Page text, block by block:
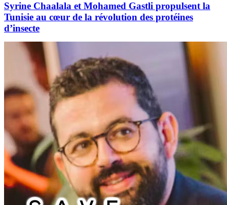
Syrine Chaalala et Mohamed Gastli propulsent la
Tunisie au cœur de la révolution des protéines
d’insecte